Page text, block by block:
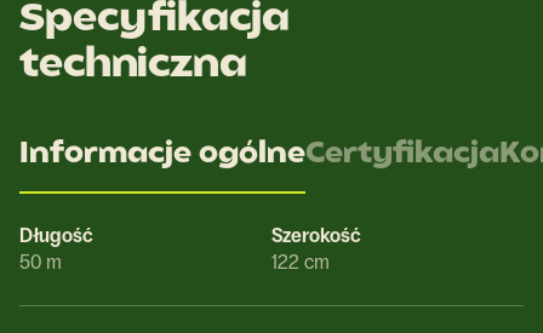
Specyfikacja
techniczna
Informacje ogólneCertyfikacja
Długość
50 m
Szerokość
122 cm